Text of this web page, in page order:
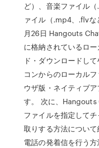
ど）、音楽ファイル
ァイル（.mp4、.flv
月26日 Hangouts
に格納されているロ
ド・ダウンロードし
コンからのローカル
ウザ版・ネイティブ
す。 次に、
ファイルを指定して
取りする方法につい
電話の発着信を行う